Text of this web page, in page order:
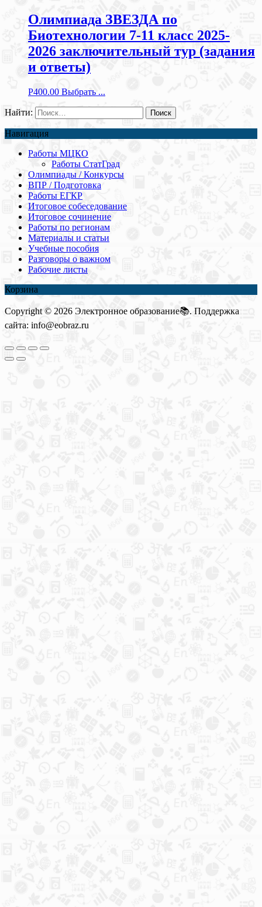
Олимпиада ЗВЕЗДА по
Биотехнологии 7-11 класс 2025-
2026 заключительный тур (задания
и ответы)
Р400.00 Выбрать ...
Найти:
Навигация
Работы МЦКО
Работы СтатГрад
Олимпиады / Конкурсы
ВПР / Подготовка
Работы ЕГКР
Итоговое собеседование
Итоговое сочинение
Работы по регионам
Материалы и статьи
Учебные пособия
Разговоры о важном
Рабочие листы
Корзина
Copyright © 2026 Электронное образование📚. Поддержка
сайта: info@eobraz.ru